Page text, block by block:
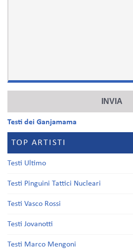
Testi dei Ganjamama
TOP ARTISTI
Testi Ultimo
Testi Pinguini Tattici Nucleari
Testi Vasco Rossi
Testi Jovanotti
Testi Marco Mengoni